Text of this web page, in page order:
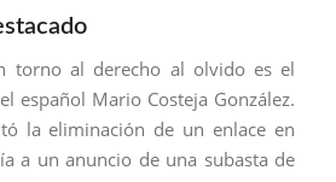
torno al derecho al olvido es el
español Mario Costeja González.
la eliminación de un enlace en
a un anuncio de una subasta de